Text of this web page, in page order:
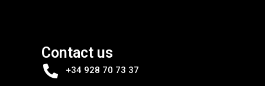
Contact us
+34 928 70 73 37